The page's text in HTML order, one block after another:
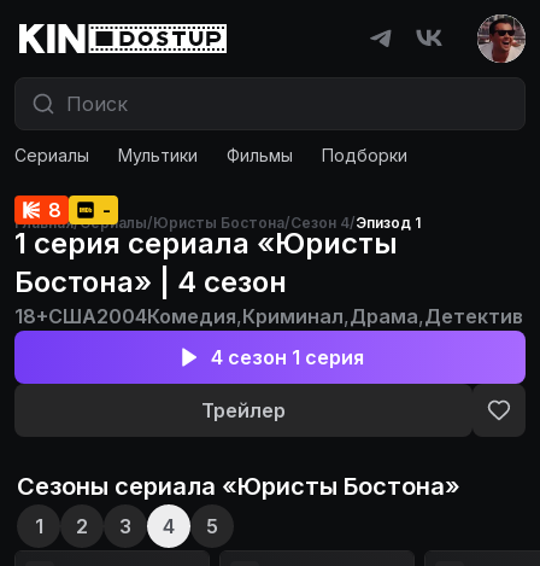
Сериалы Мультики Фильмы Подборки
Главная/Сериалы/Юристы Бостона/Сезон 4/Эпизод 1
8 -
1 серия сериала «Юристы
Бостона» | 4 сезон
18+США2004Комедия,Криминал,Драма,Детектив
4 сезон 1 серия
Трейлер
Сезоны сериала «Юристы Бостона»
1 2 3 4 5